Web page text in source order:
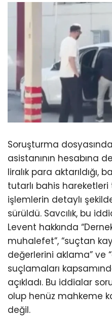
Soruşturma
asistanının hesabına
liralık para aktarıldığı,
tutarlı bahis
işlemlerin detaylı
sürüldü. Savcılık, bu
Levent hakkında
muhalefet”, “suçtan
değerlerini aklama” ve
suçlamaları
açıkladı. Bu iddialar
olup henüz mahkeme
değil.